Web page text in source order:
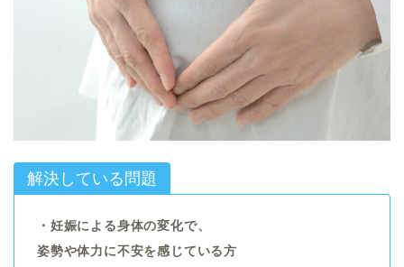
解決している問題
・妊娠による身体の変化で、
姿勢や体力に不安を感じている方